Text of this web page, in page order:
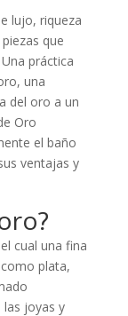
lujo, riqueza
que
práctica
una
del oro a un
Oro
el baño
ventajas y
cual una fina
plata,
las joyas y